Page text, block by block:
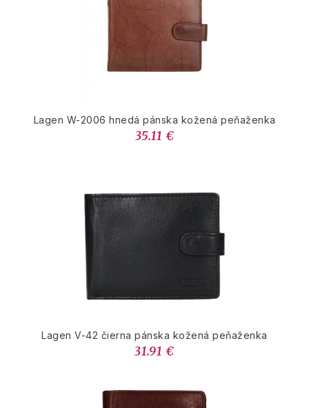
Lagen W-2006 hnedá pánska kožená peňaženka
35.11 €
Lagen V-42 čierna pánska kožená peňaženka
31.91 €